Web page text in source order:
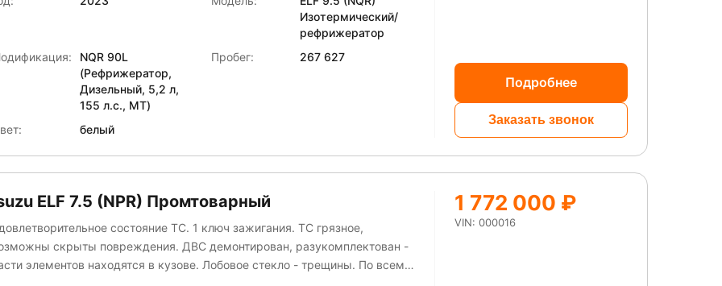
Изотермический/
рефрижератор
NQR 90L
(Рефрижератор,
Дизельный, 5,2 л,
155 л.с., МТ)
Пробег: 267 627
белый
Подробнее
Заказать звонок
ELF 7.5 (NPR) Промтоварный
состояние ТС. 1 ключ зажигания. ТС грязное,
скрыты повреждения. ДВС демонтирован, разукомплектован -
элементов находятся в кузове. Лобовое стекло - трещины. По всему
1 772 000 ₽
VIN: 000016